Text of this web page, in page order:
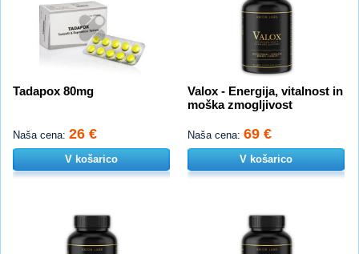
Tadapox 80mg
Naša cena: 26 €
V košarico
Valox - Energija, vitalnost in
moška zmogljivost
Naša cena: 69 €
V košarico